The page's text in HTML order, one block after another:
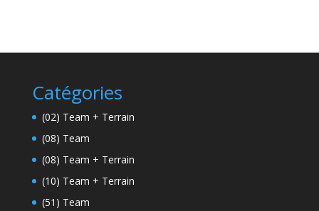
Catégories
(02) Team + Terrain
(08) Team
(08) Team + Terrain
(10) Team + Terrain
(51) Team